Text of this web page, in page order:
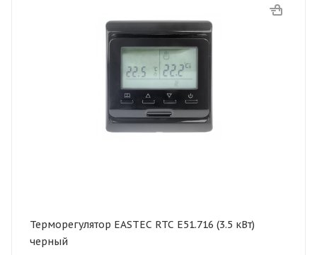
Терморегулятор EASTEC RTC E51.716 (3.5 кВт)
черный